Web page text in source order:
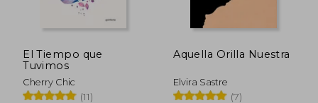
Rápido
El Tiempo que
Tuvimos
Cherry Chic
(11)
Aquella Orilla Nuestra
Elvira Sastre
(7)